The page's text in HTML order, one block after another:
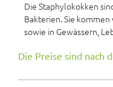
Die Staphylokokken
Bakterien. Sie
sowie in Gewässern,
Die Preise sind nach